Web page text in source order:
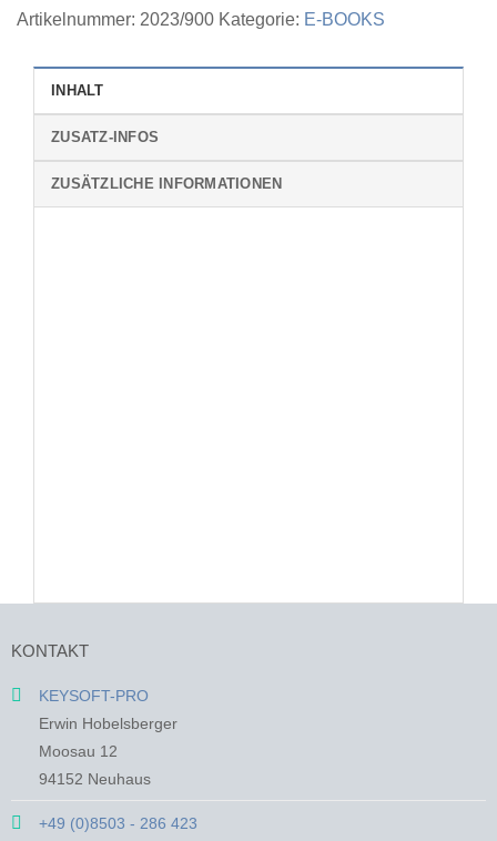
Artikelnummer: 2023/900 Kategorie: E-BOOKS
INHALT
ZUSATZ-INFOS
ZUSÄTZLICHE INFORMATIONEN
KONTAKT
KEYSOFT-PRO
Erwin Hobelsberger
Moosau 12
94152 Neuhaus
+49 (0)8503 - 286 423